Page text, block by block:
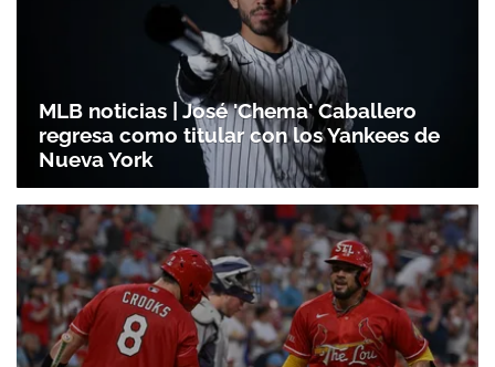
MLB noticias | José 'Chema' Caballero
regresa como titular con los Yankees de
Nueva York